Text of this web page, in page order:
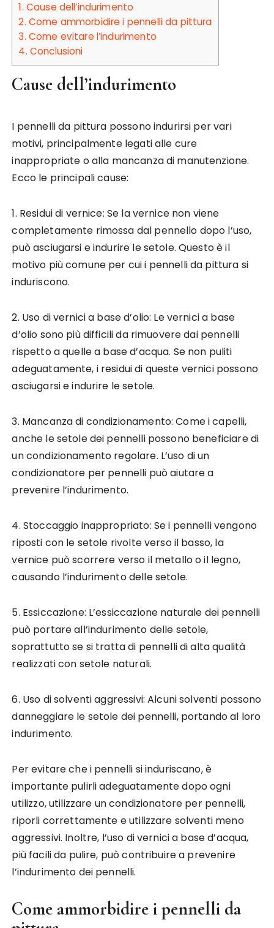
1. Cause dell’indurimento
2. Come ammorbidire i pennelli da pittura
3. Come evitare l’indurimento
4. Conclusioni
Cause dell’indurimento
I pennelli da pittura possono indurirsi per vari
motivi, principalmente legati alle cure
inappropriate o alla mancanza di manutenzione.
Ecco le principali cause:
1. Residui di vernice: Se la vernice non viene
completamente rimossa dal pennello dopo l’uso,
può asciugarsi e indurire le setole. Questo è il
motivo più comune per cui i pennelli da pittura si
induriscono.
2. Uso di vernici a base d’olio: Le vernici a base
d’olio sono più difficili da rimuovere dai pennelli
rispetto a quelle a base d’acqua. Se non puliti
adeguatamente, i residui di queste vernici possono
asciugarsi e indurire le setole.
3. Mancanza di condizionamento: Come i capelli,
anche le setole dei pennelli possono beneficiare di
un condizionamento regolare. L’uso di un
condizionatore per pennelli può aiutare a
prevenire l’indurimento.
4. Stoccaggio inappropriato: Se i pennelli vengono
riposti con le setole rivolte verso il basso, la
vernice può scorrere verso il metallo o il legno,
causando l’indurimento delle setole.
5. Essiccazione: L’essiccazione naturale dei pennelli
può portare all’indurimento delle setole,
soprattutto se si tratta di pennelli di alta qualità
realizzati con setole naturali.
6. Uso di solventi aggressivi: Alcuni solventi possono
danneggiare le setole dei pennelli, portando al loro
indurimento.
Per evitare che i pennelli si induriscano, è
importante pulirli adeguatamente dopo ogni
utilizzo, utilizzare un condizionatore per pennelli,
riporli correttamente e utilizzare solventi meno
aggressivi. Inoltre, l’uso di vernici a base d’acqua,
più facili da pulire, può contribuire a prevenire
l’indurimento dei pennelli.
Come ammorbidire i pennelli da